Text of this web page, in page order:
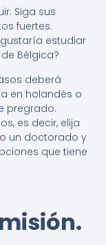
Siga sus
fuertes.
estudiar
Bélgica?
deberá
en holandés o
pregrado.
es decir, elija
un doctorado y
que tiene